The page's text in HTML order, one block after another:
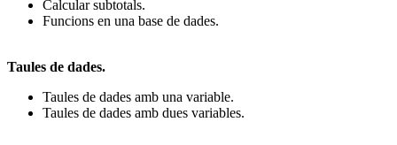
Calcular subtotals.
Funcions en una base de dades.
Taules de dades.
Taules de dades amb una variable.
Taules de dades amb dues variables.